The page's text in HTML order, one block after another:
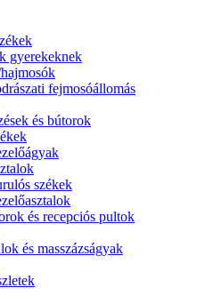
gyerekeknek
fejmosóállomás
és bútorok
székek
és recepciós pultok
és masszázságyak